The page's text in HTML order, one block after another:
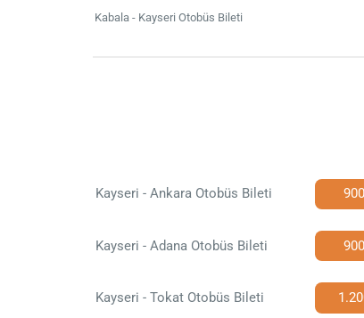
Kabala - Kayseri Otobüs Bileti
Kayseri - Ankara Otobüs Bileti
Kayseri - Adana Otobüs Bileti
Kayseri - Tokat Otobüs Bileti